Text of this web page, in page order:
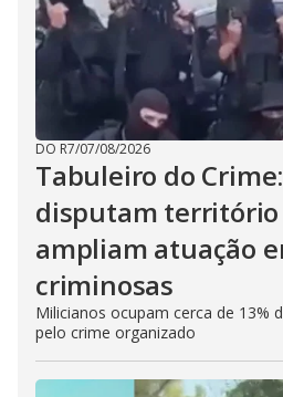
DO R7/07/08/2026
Tabuleiro do
disputam território
ampliam atuação
criminosas
Milicianos ocupam cerca de 13%
pelo crime organizado